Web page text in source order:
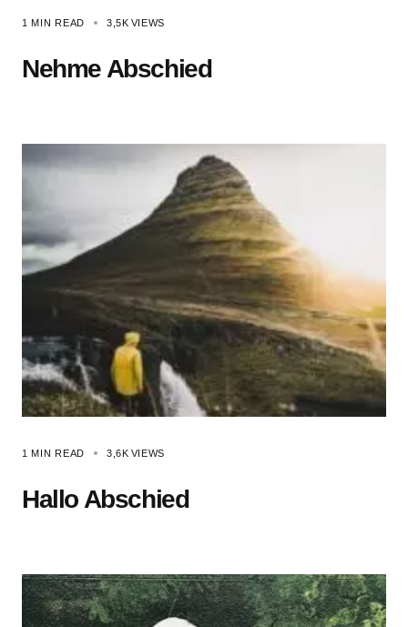
1 MIN READ 3,5K VIEWS
Nehme Abschied
1 MIN READ 3,6K VIEWS
Hallo Abschied